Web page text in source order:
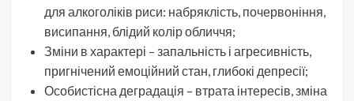
для алкоголіків риси: набряклість, почервоніння,
висипання, блідий колір обличчя;
Зміни в характері – запальність і агресивність,
пригнічений емоційний стан, глибокі депресії;
Особистісна деградація – втрата інтересів, зміна